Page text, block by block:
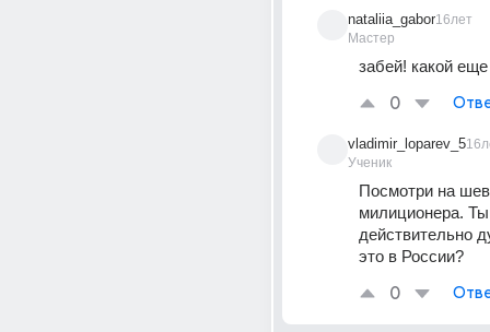
nataliia_gabor
Мастер
16лет
забей! какой
0
vladimir_loparev_5
Ученик
Посмотри на
милиционера. Ты
действительно
это в России?
0